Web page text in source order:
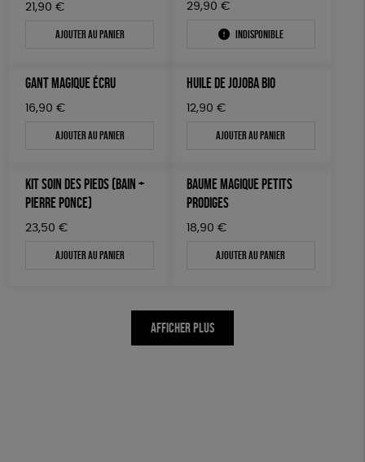
21,90 €
Ajouter au panier
29,90 €
Indisponible
GANT MAGIQUE ÉCRU
16,90 €
Ajouter au panier
HUILE DE JOJOBA BIO
12,90 €
Ajouter au panier
KIT SOIN DES PIEDS (BAIN +
PIERRE PONCE)
23,50 €
Ajouter au panier
BAUME MAGIQUE PETITS
PRODIGES
18,90 €
Ajouter au panier
AFFICHER PLUS